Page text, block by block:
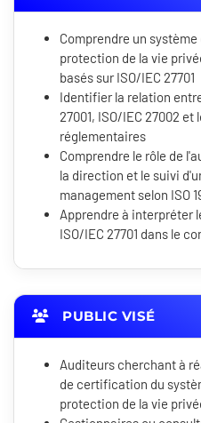
Comprendre un
protection de la vie
basés sur ISO/IEC 27701
Identifier la relation
27001, ISO/IEC 27002
réglementaires
Comprendre le rôle de
la direction et le suivi
management selon ISO
Apprendre à interpréter
ISO/IEC 27701 dans le
PUBLIC VISÉ
Auditeurs cherchant à
de certification du
protection de la vie